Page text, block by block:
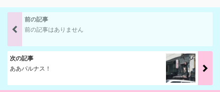
前の記事
前の記事はありません
次の記事
ああパルナス！